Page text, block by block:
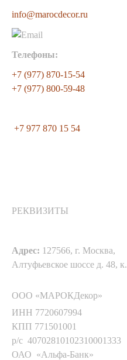
info@marocdecor.ru
Телефоны:
+7 (977) 870-15-54
+7 (977) 800-59-48
+7 977 870 15 54
РЕКВИЗИТЫ
Адрес: 127566, г. Москва,
Алтуфьевское шоссе д. 48,
ООО «МАРОКДекор»
ИНН 7720607994
КПП 771501001
р/с 40702810102310001333
ОАО «Альфа-Банк»